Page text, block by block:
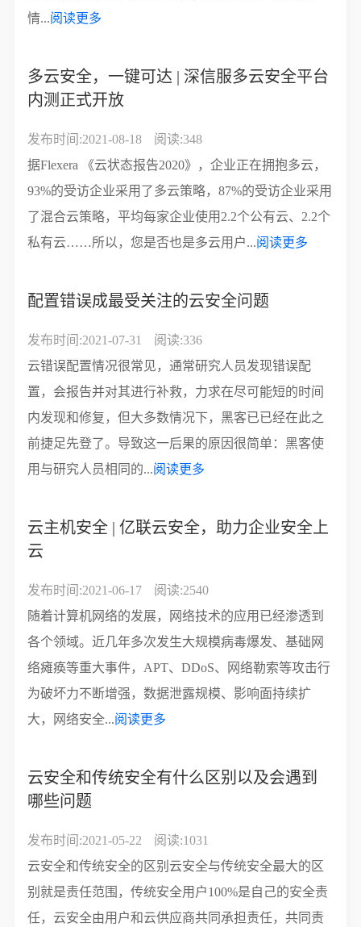
情...阅读更多
多云安全，一键可达 | 深信服多云安全平台
内测正式开放
发布时间:2021-08-18
阅读:348
据Flexera 《云状态报告2020》，企业正在拥抱多云，
93%的受访企业采用了多云策略，87%的受访企业采用
了混合云策略，平均每家企业使用2.2个公有云、2.2个
私有云……所以，您是否也是多云用户...阅读更多
配置错误成最受关注的云安全问题
发布时间:2021-07-31
阅读:336
云错误配置情况很常见，通常研究人员发现错误配
置，会报告并对其进行补救，力求在尽可能短的时间
内发现和修复，但大多数情况下，黑客已已经在此之
前捷足先登了。导致这一后果的原因很简单：黑客使
用与研究人员相同的...阅读更多
云主机安全 | 亿联云安全，助力企业安全上
云
发布时间:2021-06-17
阅读:2540
随着计算机网络的发展，网络技术的应用已经渗透到
各个领域。近几年多次发生大规模病毒爆发、基础网
络瘫痪等重大事件，APT、DDoS、网络勒索等攻击行
为破坏力不断增强，数据泄露规模、影响面持续扩
大，网络安全...阅读更多
云安全和传统安全有什么区别以及会遇到
哪些问题
发布时间:2021-05-22
阅读:1031
云安全和传统安全的区别云安全与传统安全最大的区
别就是责任范围，传统安全用户100%是自己的安全责
任，云安全由用户和云供应商共同承担责任，共同责